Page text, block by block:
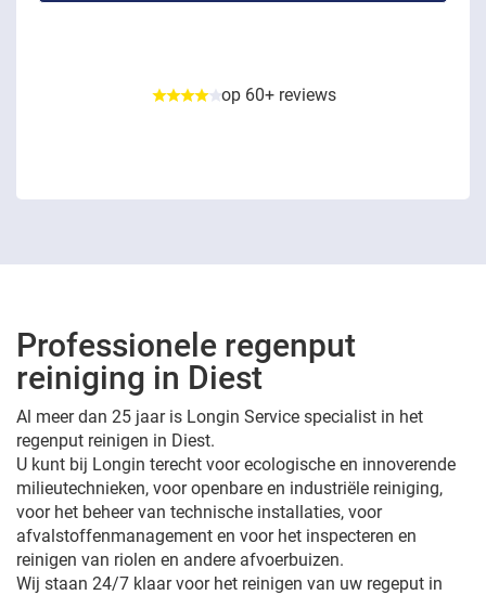
op 60+ reviews
Professionele regenput
reiniging in Diest
Al meer dan 25 jaar is Longin Service specialist in het
regenput reinigen in Diest.
U kunt bij Longin terecht voor ecologische en innoverende
milieutechnieken, voor openbare en industriële reiniging,
voor het beheer van technische installaties, voor
afvalstoffenmanagement en voor het inspecteren en
reinigen van riolen en andere afvoerbuizen.
Wij staan 24/7 klaar voor het reinigen van uw regeput in